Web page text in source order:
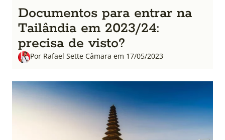
Documentos para entrar na
Tailândia em 2023/24:
precisa de visto?
Por Rafael Sette Câmara em 17/05/2023